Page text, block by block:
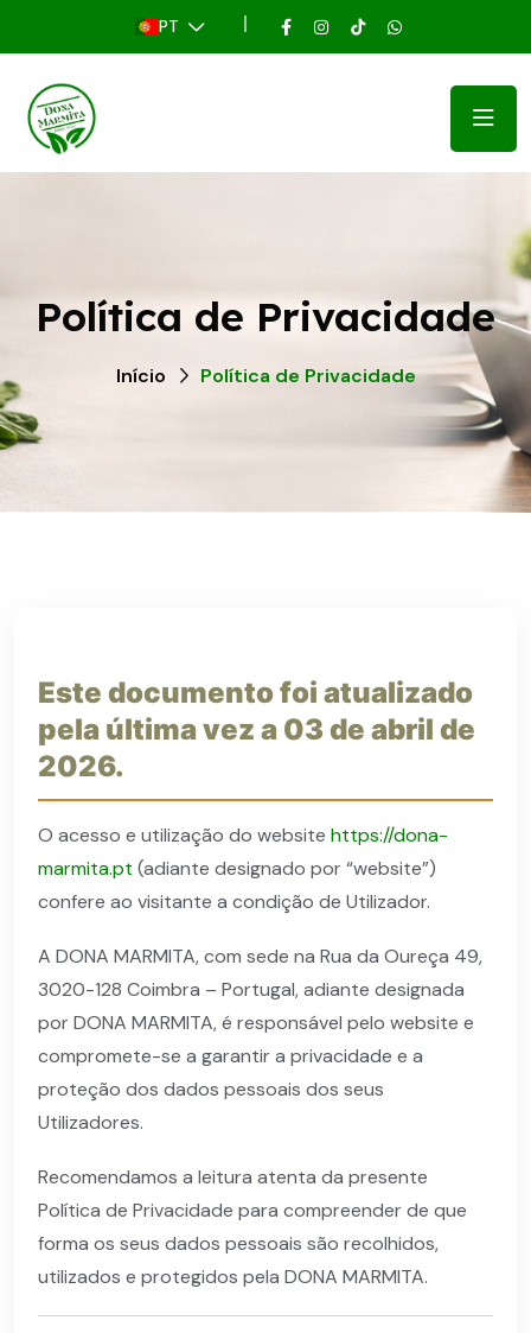
PT
Política de Privacidade
Início Política de Privacidade
Este documento foi atualizado
pela última vez a 03 de abril de
2026.
O acesso e utilização do website https://dona-
marmita.pt (adiante designado por “website”)
confere ao visitante a condição de Utilizador.
A DONA MARMITA, com sede na Rua da Oureça 49,
3020-128 Coimbra – Portugal, adiante designada
por DONA MARMITA, é responsável pelo website e
compromete-se a garantir a privacidade e a
proteção dos dados pessoais dos seus
Utilizadores.
Recomendamos a leitura atenta da presente
Política de Privacidade para compreender de que
forma os seus dados pessoais são recolhidos,
utilizados e protegidos pela DONA MARMITA.